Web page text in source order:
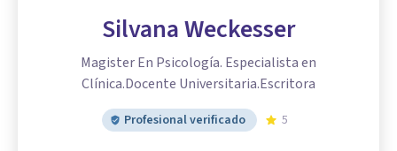
Silvana Weckesser
Magister En Psicología. Especialista en
Clínica.Docente Universitaria.Escritora
Profesional verificado 5